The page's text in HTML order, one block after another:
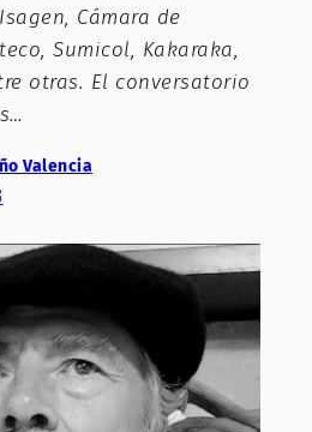
Cámara de
Sumicol, Kakaraka,
otras. El conversatorio
Valencia